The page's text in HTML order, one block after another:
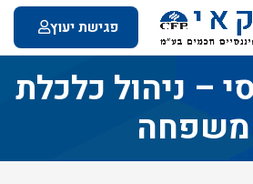
פגישת יעוץ
– ניהול כלכלת